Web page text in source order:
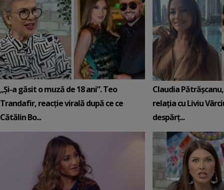
„Și-a găsit o muză de 18 ani”. Teo
Trandafir, reacție virală după ce ce
Cătălin Bo...
Claudia
relația cu Liviu
despărț...